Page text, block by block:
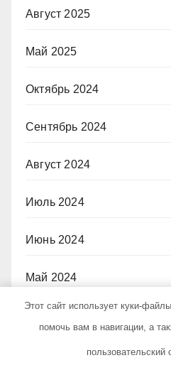
Август 2025
Май 2025
Октябрь 2024
Сентябрь 2024
Август 2024
Июль 2024
Июнь 2024
Май 2024
Этот сайт использует куки-
помочь вам в навигации, а
пользовательский